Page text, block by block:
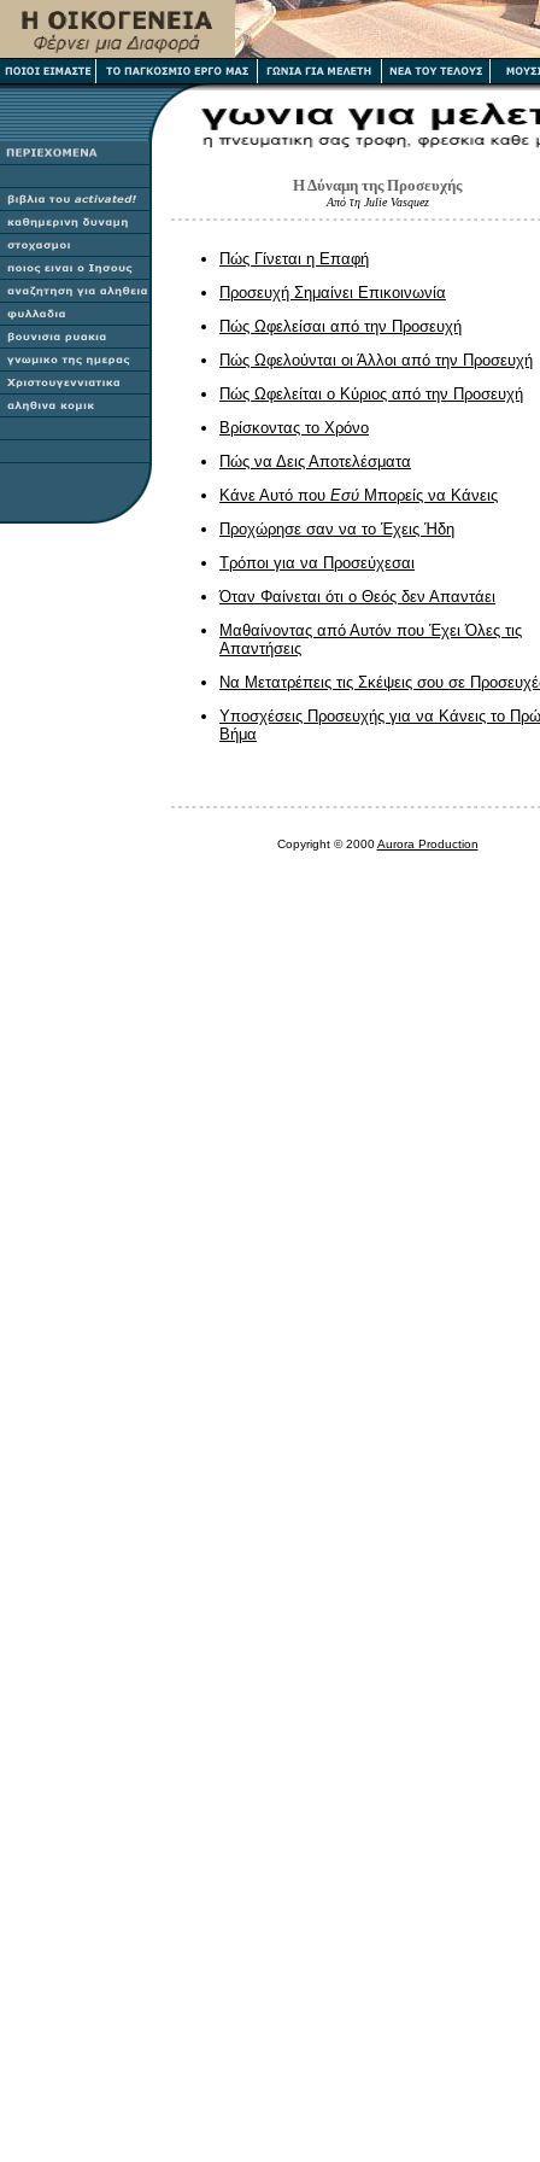
Η Δύναμη της Προσευχής
Από τη Julie Vasquez
Πώς Γίνεται η Επαφή
Προσευχή Σημαίνει Επικοινωνία
Πώς Ωφελείσαι από την Προσευχή
Πώς Ωφελούνται οι Άλλοι από την Προσευχή
Πώς Ωφελείται ο Κύριος από την Προσευχή
Βρίσκοντας το Χρόνο
Πώς να Δεις Αποτελέσματα
Κάνε Αυτό που Εσύ Μπορείς να Κάνεις
Προχώρησε σαν να το Έχεις Ήδη
Τρόποι για να Προσεύχεσαι
Όταν Φαίνεται ότι ο Θεός δεν Απαντάει
Μαθαίνοντας από Αυτόν που Έχει Όλες τις
Απαντήσεις
Να Μετατρέπεις τις Σκέψεις σου σε
Υποσχέσεις Προσευχής για να Κάνεις το
Βήμα
Copyright © 2000Aurora Production